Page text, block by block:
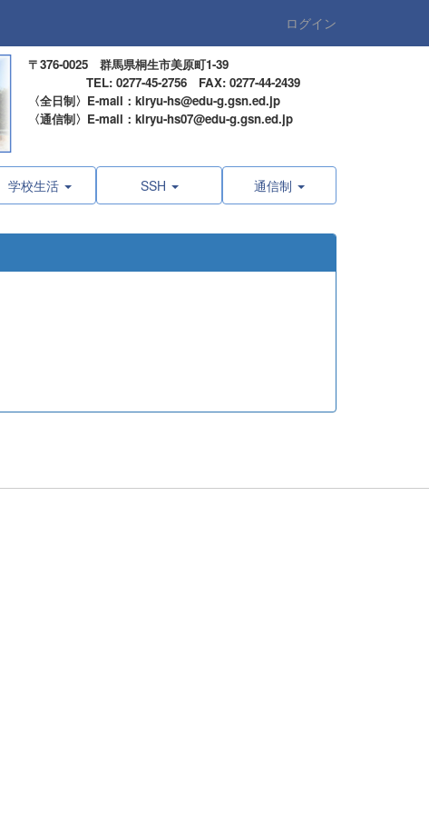
ログイン
〒376-0025 群馬県桐生市美原町1-39
TEL: 0277-45-2756 FAX: 0277-44-2439
〈全日制〉E-mail：kiryu-hs@edu-g.gsn.ed.jp
〈通信制〉E-mail：kiryu-hs07@edu-g.gsn.ed.jp
学校生活 SSH 通信制